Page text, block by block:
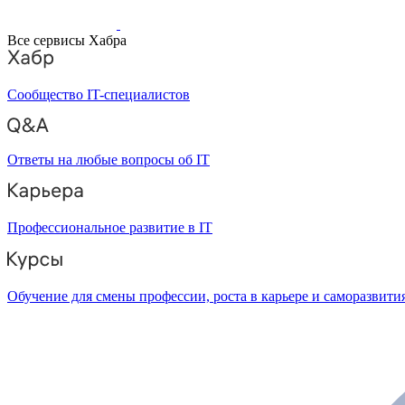
Все сервисы Хабра
Сообщество IT-специалистов
Ответы на любые вопросы об IT
Профессиональное развитие в IT
Обучение для смены профессии, роста в карьере и